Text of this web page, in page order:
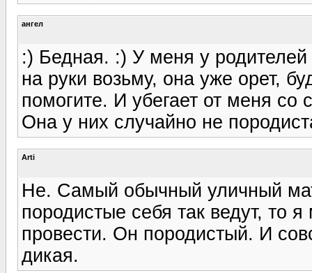
ангел
:) Бедная. :) У меня у
на руки возьму, она уже орет,
помогите. И убегает от меня со
Она у них случайно не
Arti
Не. Самый обычный уличный
породистые себя так ведут, то
провести. Он породистый. И
дикая.